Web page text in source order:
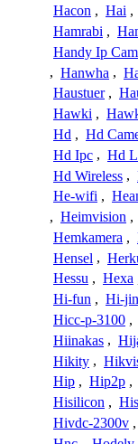
Hacon , Hai ,
Hamrabi ,
Handy Ip Cam
, Hanwha ,
Haustuer ,
Hawki ,
Hd , Hd
Hd Ipc , Hd
Hd Wireless ,
He-wifi ,
, Heimvision ,
Hemkamera ,
Hensel ,
Hessu , Hexa
Hi-fun , Hi-jin
Hicc-p-3100 ,
Hiinakas ,
Hikity ,
Hip , Hip2p ,
Hisilicon ,
Hivdc-2300v ,